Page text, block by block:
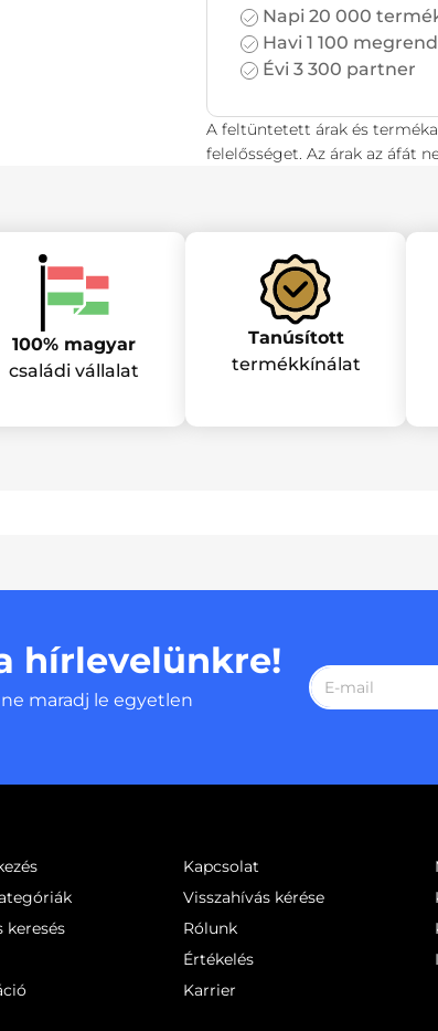
Napi 20 000
Havi 1 100
Évi 3 300 partner
A feltüntetett árak és
felelősséget. Az árak az áfát
100% magyar
családi vállalat
Tanúsított
termékkínálat
hírlevelünkre!
maradj le egyetlen
keresés
Kapcsolat
Visszahívás kérése
Rólunk
Értékelés
Karrier